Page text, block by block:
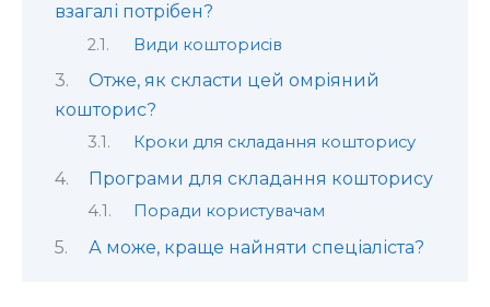
взагалі потрібен?
Види кошторисів
Отже, як скласти цей омріяний
кошторис?
Кроки для складання кошторису
Програми для складання кошторису
Поради користувачам
А може, краще найняти спеціаліста?